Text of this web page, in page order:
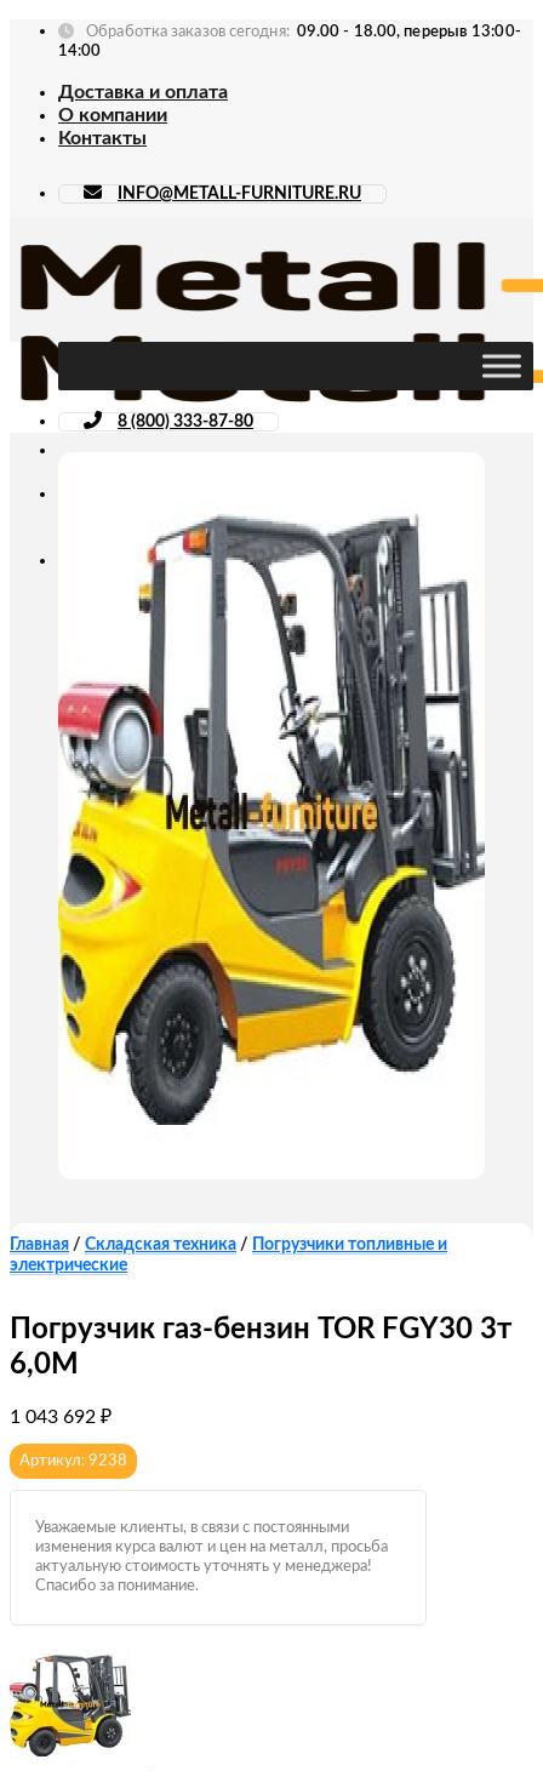
Skip
Обработка заказов сегодня: 09.00 - 18.00, перерыв 13:00-
14:00
Доставка и оплата
О компании
Контакты
INFO@METALL-FURNITURE.RU
8 (800) 333-87-80
Главная / Складская техника /
Погрузчики топливные и
электрические
Погрузчик газ-бензин TOR FGY30 3т
6,0М
1 043 692 ₽
Артикул: 9238
Уважаемые клиенты, в связи с постоянными
изменения курса валют и цен на металл, просьба
актуальную стоимость уточнять у менеджера!
Спасибо за понимание.